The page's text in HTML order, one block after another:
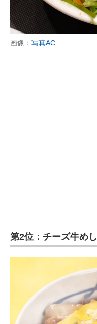
画像： 写真AC
第2位：チーズ牛めし